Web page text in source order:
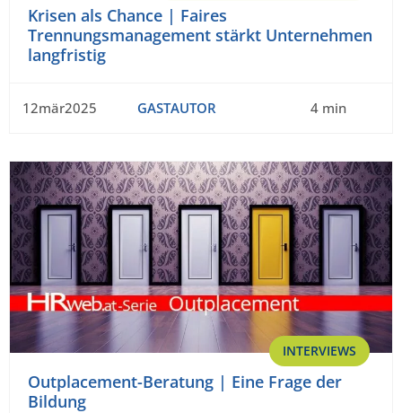
Krisen als Chance | Faires
Trennungsmanagement stärkt Unternehmen
langfristig
12mär2025 GASTAUTOR 4 min
INTERVIEWS
Outplacement-Beratung | Eine Frage der
Bildung